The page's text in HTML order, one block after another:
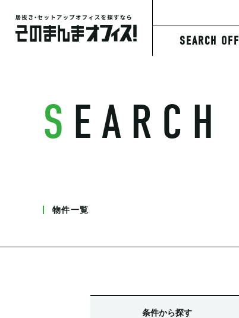
SEARCH
条件から探す
物件一覧
条件から探す